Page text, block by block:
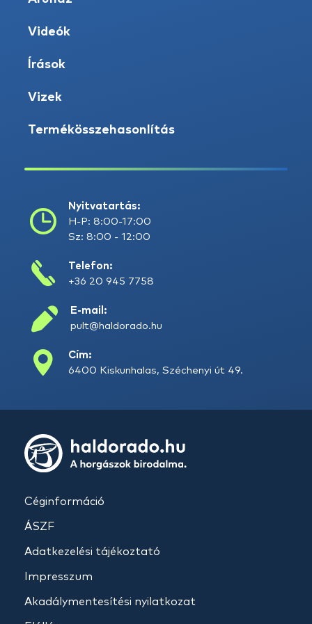
Videók
Írások
Vizek
Termékösszehasonlítás
Nyitvatartás:
H-P: 8:00-17:00
Sz: 8:00 - 12:00
Telefon:
+36 20 945 7758
E-mail:
pult@haldorado.hu
Cím:
6400 Kiskunhalas, Széchenyi út 49.
Céginformáció
ÁSZF
Adatkezelési tájékoztató
Impresszum
Akadálymentesítési nyilatkozat